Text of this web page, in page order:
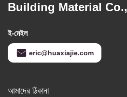
Building Material
ই-মেইল
eric@huaxiajie.com
আমাদের ঠিকানা